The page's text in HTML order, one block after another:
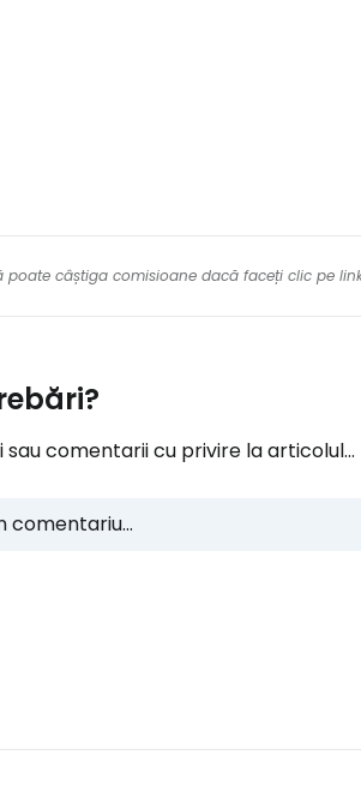
câștiga comisioane dacă faceți clic pe
comentarii cu privire la articolul...
comentariu...